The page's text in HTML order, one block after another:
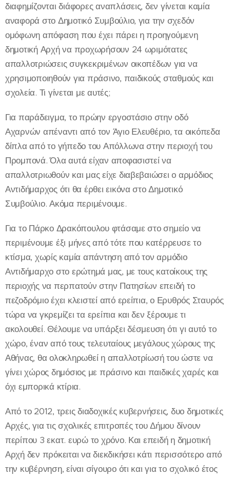
διαφημίζονται διάφορες αναπλάσεις, δεν γίνεται καμία
αναφορά στο Δημοτικό Συμβούλιο, για την σχεδόν
ομόφωνη απόφαση που έχει πάρει η προηγούμενη
δημοτική Αρχή να προχωρήσουν 24 ωριμότατες
απαλλοτριώσεις συγκεκριμένων οικοπέδων για να
χρησιμοποιηθούν για πράσινο, παιδικούς σταθμούς και
σχολεία. Τι γίνεται με αυτές;
Για παράδειγμα, το πρώην εργοστάσιο στην οδό
Αχαρνών απέναντι από τον Άγιο Ελευθέριο, τα οικόπεδα
δίπλα από το γήπεδο του Απόλλωνα στην περιοχή του
Προμπονά. Όλα αυτά είχαν αποφασιστεί να
απαλλοτριωθούν και μας είχε διαβεβαιώσει ο αρμόδιος
Αντιδήμαρχος ότι θα έρθει εικόνα στο Δημοτικό
Συμβούλιο. Ακόμα περιμένουμε.
Για το Πάρκο Δρακόπουλου φτάσαμε στο σημείο να
περιμένουμε έξι μήνες από τότε που κατέρρευσε το
κτίσμα, χωρίς καμία απάντηση από τον αρμόδιο
Αντιδήμαρχο στο ερώτημά μας, με τους κατοίκους της
περιοχής να περπατούν στην Πατησίων επειδή το
πεζοδρόμιο έχει κλειστεί από ερείπια, ο Ερυθρός Σταυρός
τώρα να γκρεμίζει τα ερείπια και δεν ξέρουμε τι
ακολουθεί. Θέλουμε να υπάρξει δέσμευση ότι γι αυτό το
χώρο, έναν από τους τελευταίους μεγάλους χώρους της
Αθήνας, θα ολοκληρωθεί η απαλλοτρίωσή του ώστε να
γίνει χώρος δημόσιος με πράσινο και παιδικές χαρές και
όχι εμπορικά κτίρια.
Από το 2012, τρεις διαδοχικές κυβερνήσεις, δυο δημοτικές
Αρχές, για τις σχολικές επιτροπές του Δήμου δίνουν
περίπου 3 εκατ. ευρώ το χρόνο. Και επειδή η δημοτική
Αρχή δεν πρόκειται να διεκδικήσει κάτι περισσότερο από
την κυβέρνηση, είναι σίγουρο ότι και για το σχολικό έτος